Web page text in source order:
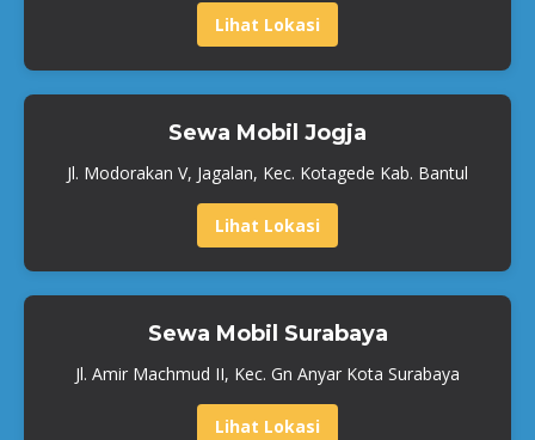
Lihat Lokasi
Sewa Mobil Jogja
Jl. Modorakan V, Jagalan, Kec. Kotagede Kab. Bantul
Lihat Lokasi
Sewa Mobil Surabaya
Jl. Amir Machmud II, Kec. Gn Anyar Kota Surabaya
Lihat Lokasi